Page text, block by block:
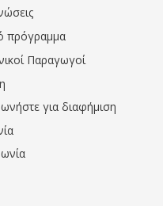
πρόγραμμα
Παραγωγοί
για διαφήμιση